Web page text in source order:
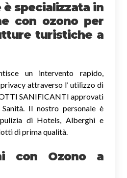
specializzata in
con ozono per
turistiche a
un intervento rapido,
attraverso l’ utilizzo di
SANIFICANTI approvati
Il nostro personale è
di Hotels, Alberghi e
di prima qualità.
con Ozono a